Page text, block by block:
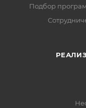
Подбор